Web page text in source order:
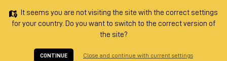
It seems you are not visiting the site with the correct settings
for your country. Do you want to switch to the correct version of
the site?
CONTINUE Close and continue with current settings